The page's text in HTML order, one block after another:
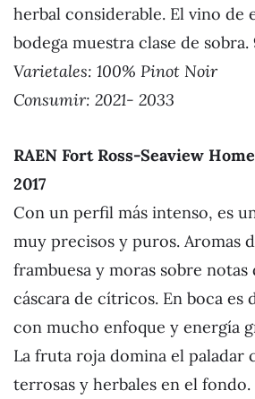
herbal considerable. El vino de
bodega muestra clase de sobra.
Varietales: 100% Pinot Noir
Consumir: 2021- 2033
RAEN Fort Ross-Seaview
2017
Con un perfil más intenso, es
muy precisos y puros. Aromas
frambuesa y moras sobre notas
cáscara de cítricos. En boca es
con mucho enfoque y energía
La fruta roja domina el paladar
terrosas y herbales en el